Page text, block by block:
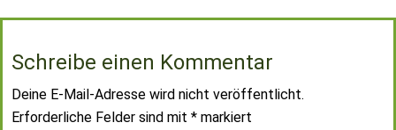
Schreibe einen Kommentar
Deine E-Mail-Adresse wird nicht veröffentlicht.
Erforderliche Felder sind mit * markiert